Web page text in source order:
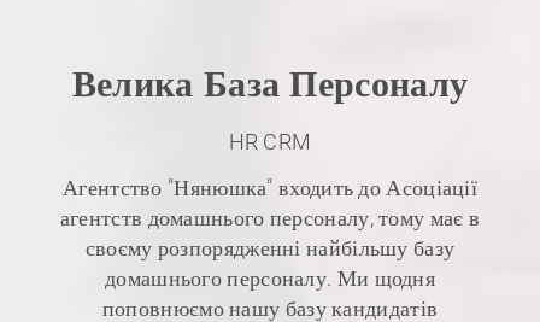
Велика База Персоналу
HR CRM
Агентство "Нянюшка" входить до Асоціації
агентств домашнього персоналу, тому має в
своєму розпорядженні найбільшу базу
домашнього персоналу. Ми щодня
поповнюємо нашу базу кандидатів